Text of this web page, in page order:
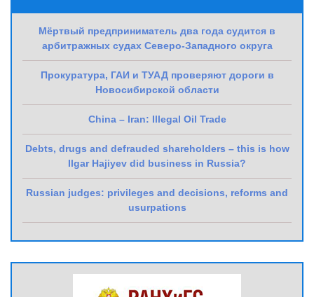
Мёртвый предприниматель два года судится в
арбитражных судах Северо-Западного округа
Прокуратура, ГАИ и ТУАД проверяют дороги в
Новосибирской области
China – Iran: Illegal Oil Trade
Debts, drugs and defrauded shareholders – this is how
Ilgar Hajiyev did business in Russia?
Russian judges: privileges and decisions, reforms and
usurpations